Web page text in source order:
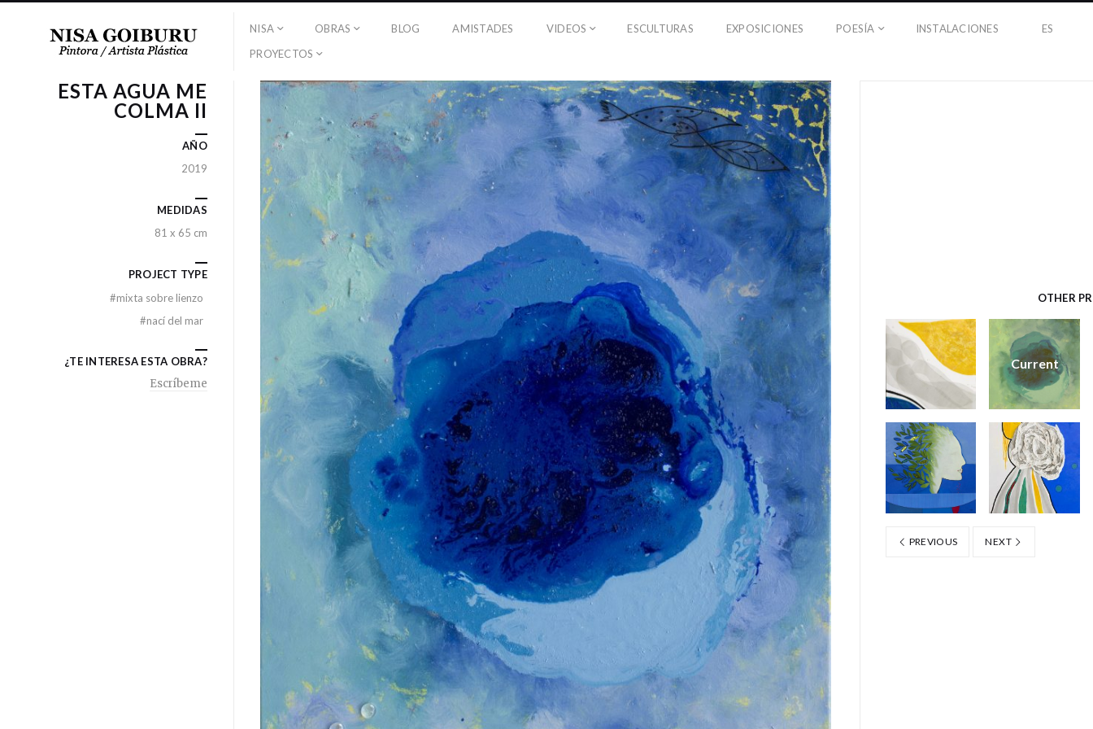
NISA OBRAS BLOG AMISTADES VIDEOS ESCULTURAS EXPOSICIONES POESÍA
INSTALACIONES
PROYECTOS
ES
OTHER
Current
PREVIOUS NEXT
ESTA AGUA ME
COLMA II
AÑO
2019
MEDIDAS
81 x 65 cm
PROJECT TYPE
#mixta sobre lienzo
#nací del mar
¿TE INTERESA ESTA OBRA?
Escríbeme